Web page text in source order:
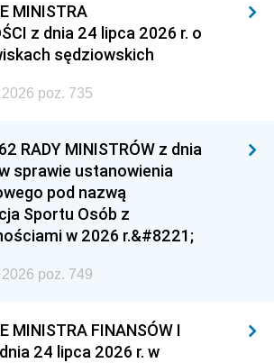
MINISTRA
z dnia 24 lipca 2026 r. o
sędziowskich
poz. 735
RADY MINISTRÓW z dnia
sprawie ustanowienia
pod nazwą
Sportu Osób z
w 2026 r.&#8221;
poz. 749
MINISTRA FINANSÓW I
24 lipca 2026 r. w